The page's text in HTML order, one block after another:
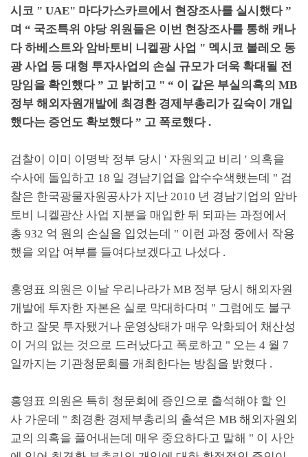
시코 " UAE" 마다가스카르에서 현장조사를 실시했다 ”
며 “ 국조특위 야당 위원들은 이번 현장조사를 통해 캐나
다 하베스트와 암바토비 니켈광 사업 " 멕시코 볼레오 동
광 사업 등 대형 투자사업의 손실 규모가 더욱 확대될 전
망임을 확인했다 ” 고 밝히고 " “ 이 같은 부실의혹의 MB
정부 해외자원개발에 최경환 경제부총리가 깊숙이 개입
했다는 증언도 확보했다 ” 고 폭로했다 .
검찰이 이미 이명박 정부 당시 ' 자원외교 비리 ' 의혹을
수사에 돌입하고 18 일 경남기업을 압수수색했는데 " 검
찰은 한국광물자원공사가 지난 2010 년 경남기업의 암바
토비 니켈광산 사업 지분을 매입한 뒤 되파는 과정에서
총 932 억 원의 손실을 입었는데 " 이런 과정 중에서 작용
했을 외압 여부를 들여다보겠다고 나섰다 .
홍영표 의원은 이날 우리나라가 MB 정부 당시 해외자원
개발에 투자한 자본은 실로 막대하다며 " 그럼에도 불구
하고 잘못 투자됐거나 운영상태가 매우 악화되어 채산성
이 거의 없는 것으로 드러났다고 폭로하고 " 오는 4 월 7
일까지는 기관청문회를 개최한다는 방침을 밝혔다 .
홍영표 의원은 특히 청문회에 증인으로 출석해야 할 인
사 가운데 " 최경환 경제부총리의 출석은 MB 해외자원외
교의 의혹을 풀어내는데 매우 중요하다고 말해 " 이 사안